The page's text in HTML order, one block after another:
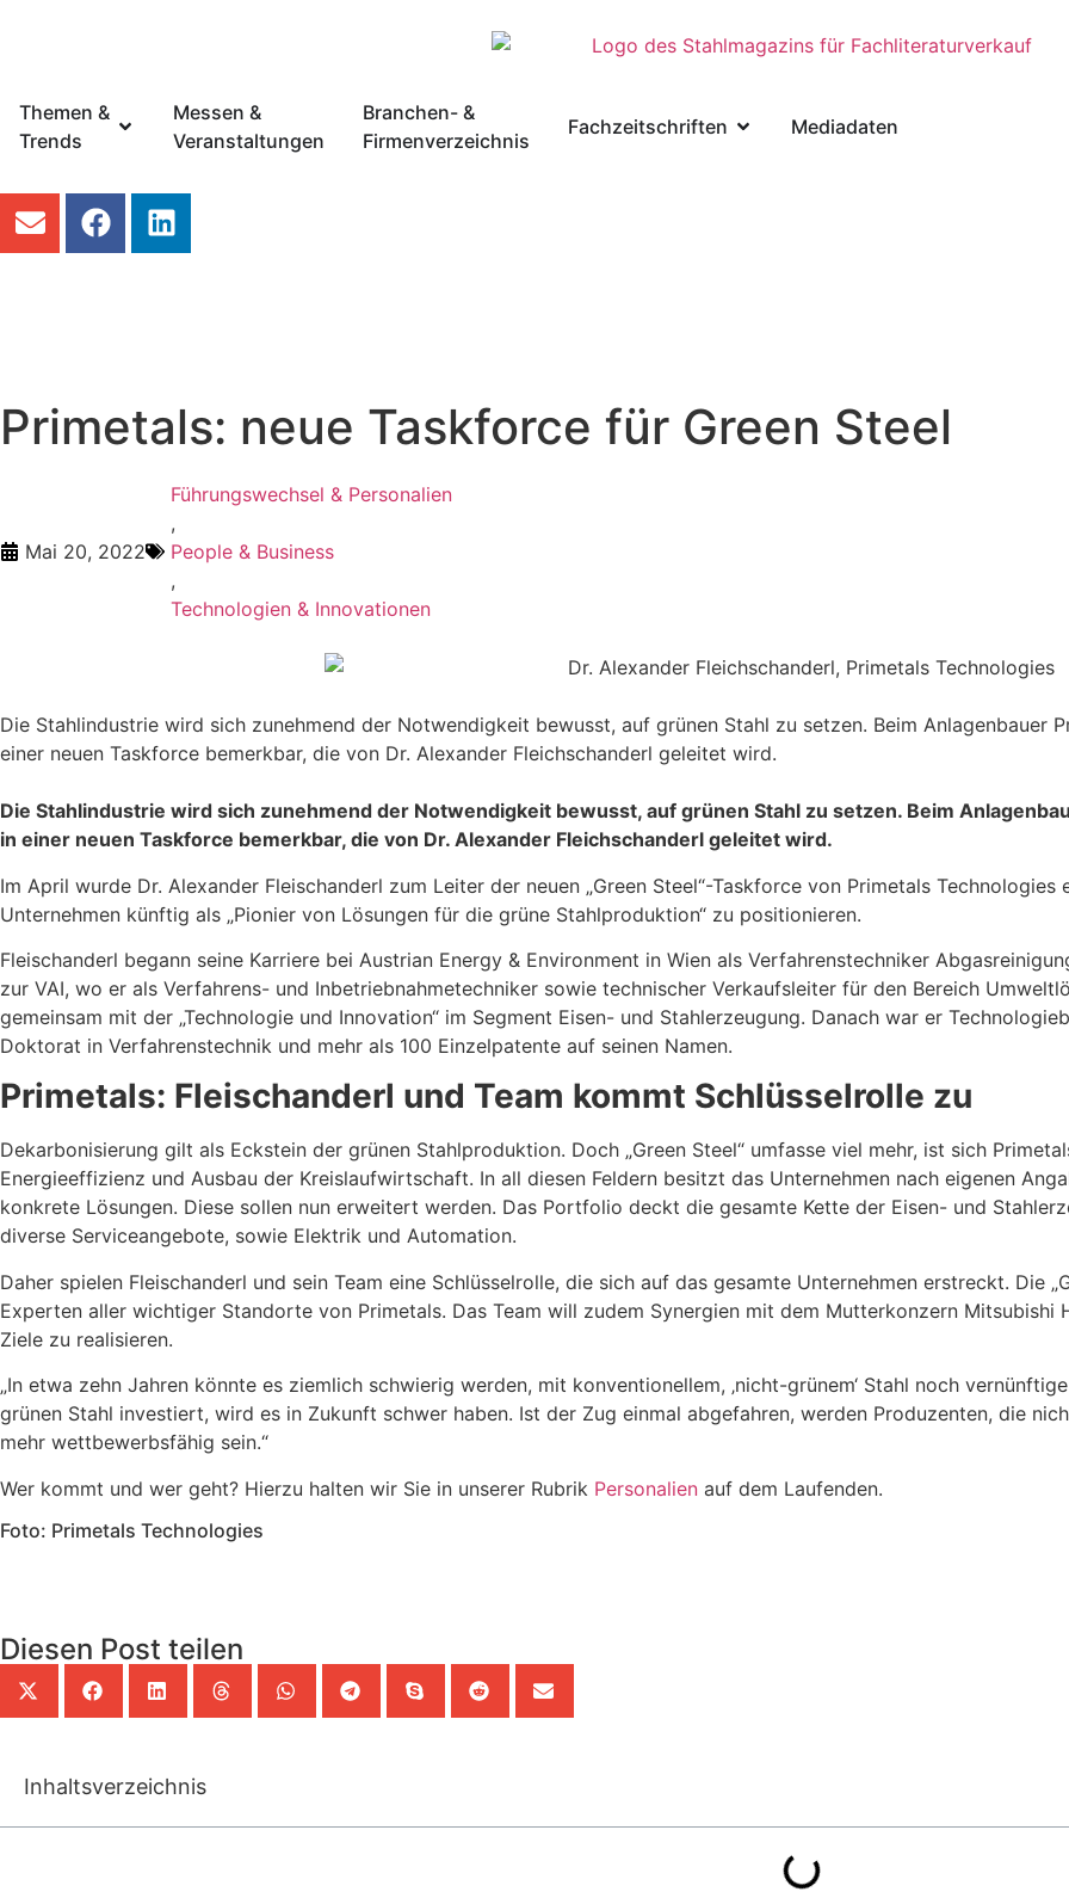
Themen &
Trends
Messen &
Veranstaltungen
Branchen- &
Firmenverzeichnis
Fachzeitschriften Mediadaten
Primetals: neue Taskforce für Green Steel
Mai 20, 2022
Führungswechsel & Personalien
,
People & Business
,
Technologien & Innovationen
Die Stahlindustrie wird sich zunehmend der Notwendigkeit bewusst, auf grünen Stahl zu setzen. Beim Anlagenbauer
einer neuen Taskforce bemerkbar, die von Dr. Alexander Fleichschanderl geleitet wird.
Die Stahlindustrie wird sich zunehmend der Notwendigkeit bewusst, auf grünen Stahl zu setzen. Beim
in einer neuen Taskforce bemerkbar, die von Dr. Alexander Fleichschanderl geleitet wird.
Im April wurde Dr. Alexander Fleischanderl zum Leiter der neuen „Green Steel“-Taskforce von Primetals
Unternehmen künftig als „Pionier von Lösungen für die grüne Stahlproduktion“ zu positionieren.
Fleischanderl begann seine Karriere bei Austrian Energy & Environment in Wien als Verfahrenstechniker
zur VAI, wo er als Verfahrens- und Inbetriebnahmetechniker sowie technischer Verkaufsleiter für den Bereich
gemeinsam mit der „Technologie und Innovation“ im Segment Eisen- und Stahlerzeugung. Danach war er
Doktorat in Verfahrenstechnik und mehr als 100 Einzelpatente auf seinen Namen.
Primetals: Fleischanderl und Team kommt Schlüsselrolle zu
Dekarbonisierung gilt als Eckstein der grünen Stahlproduktion. Doch „Green Steel“ umfasse viel mehr, ist sich
Energieeffizienz und Ausbau der Kreislaufwirtschaft. In all diesen Feldern besitzt das Unternehmen nach eigenen
konkrete Lösungen. Diese sollen nun erweitert werden. Das Portfolio deckt die gesamte Kette der Eisen- und
diverse Serviceangebote, sowie Elektrik und Automation.
Daher spielen Fleischanderl und sein Team eine Schlüsselrolle, die sich auf das gesamte Unternehmen erstreckt. Die
Experten aller wichtiger Standorte von Primetals. Das Team will zudem Synergien mit dem Mutterkonzern Mitsubishi
Ziele zu realisieren.
„In etwa zehn Jahren könnte es ziemlich schwierig werden, mit konventionellem, ‚nicht-grünem‘ Stahl noch
grünen Stahl investiert, wird es in Zukunft schwer haben. Ist der Zug einmal abgefahren, werden Produzenten, die
mehr wettbewerbsfähig sein.“
Wer kommt und wer geht? Hierzu halten wir Sie in unserer Rubrik Personalien auf dem Laufenden.
Foto: Primetals Technologies
Diesen Post teilen
Inhaltsverzeichnis